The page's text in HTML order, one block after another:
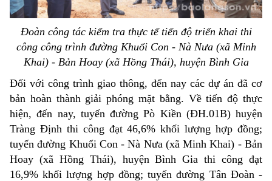
Đoàn công tác kiểm tra thực tế tiến độ triển khai thi
công công trình đường Khuổi Con - Nà Nưa (xã Minh
Khai) - Bản Hoay (xã Hồng Thái), huyện Bình Gia
Đối với công trình giao thông, đến nay các dự án đã cơ
bản hoàn thành giải phóng mặt bằng. Về tiến độ thực
hiện, đến nay, tuyến đường Pò Kiền (ĐH.01B) huyện
Tràng Định thi công đạt 46,6% khối lượng hợp đồng;
tuyến đường Khuổi Con - Nà Nưa (xã Minh Khai) - Bản
Hoay (xã Hồng Thái), huyện Bình Gia thi công đạt
16,9% khối lượng hợp đồng; tuyến đường Tân Đoàn -